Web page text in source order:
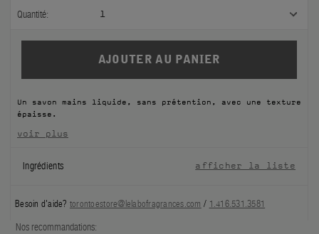
GROOMING
ODDITIES
ÉCHANTILLONS
FILMS
À PROPOS
Compte
Quantité: 1
Un savon mains liquide, sans prétention, avec une texture
épaisse.
voir plus
Ingrédients afficher la liste
Besoin d'aide? torontoestore@lelabofragrances.com / 1.416.531.3581
Nos recommandations: